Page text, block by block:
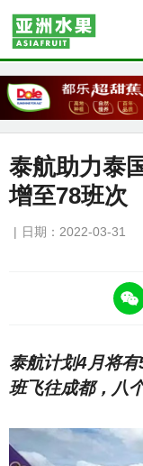
泰航助力泰
增至78班次
日期：2022-03-31
https://
泰航计划4月将
班飞往成都，八